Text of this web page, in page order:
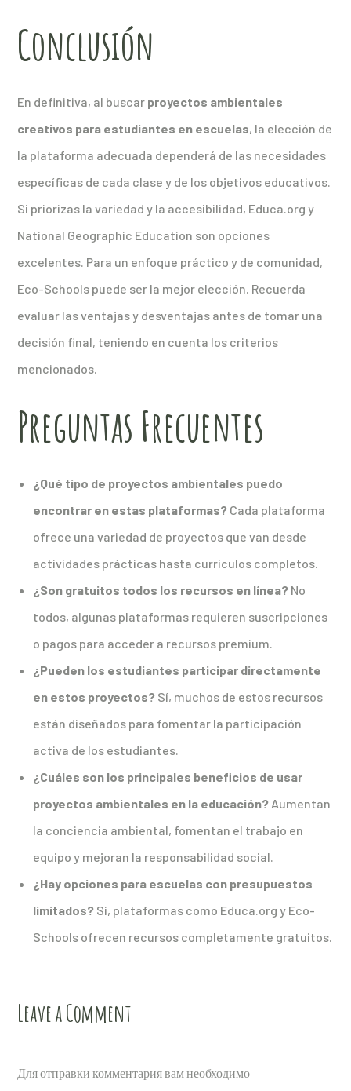
Conclusión
En definitiva, al buscar proyectos ambientales
creativos para estudiantes en escuelas, la elección de
la plataforma adecuada dependerá de las necesidades
específicas de cada clase y de los objetivos educativos.
Si priorizas la variedad y la accesibilidad, Educa.org y
National Geographic Education son opciones
excelentes. Para un enfoque práctico y de comunidad,
Eco-Schools puede ser la mejor elección. Recuerda
evaluar las ventajas y desventajas antes de tomar una
decisión final, teniendo en cuenta los criterios
mencionados.
Preguntas Frecuentes
¿Qué tipo de proyectos ambientales puedo
encontrar en estas plataformas? Cada plataforma
ofrece una variedad de proyectos que van desde
actividades prácticas hasta currículos completos.
¿Son gratuitos todos los recursos en línea? No
todos, algunas plataformas requieren suscripciones
o pagos para acceder a recursos premium.
¿Pueden los estudiantes participar directamente
en estos proyectos? Sí, muchos de estos recursos
están diseñados para fomentar la participación
activa de los estudiantes.
¿Cuáles son los principales beneficios de usar
proyectos ambientales en la educación? Aumentan
la conciencia ambiental, fomentan el trabajo en
equipo y mejoran la responsabilidad social.
¿Hay opciones para escuelas con presupuestos
limitados? Sí, plataformas como Educa.org y Eco-
Schools ofrecen recursos completamente gratuitos.
Leave a Comment
Для отправки комментария вам необходимо